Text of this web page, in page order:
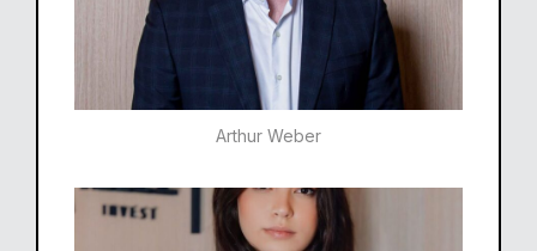
Arthur Weber